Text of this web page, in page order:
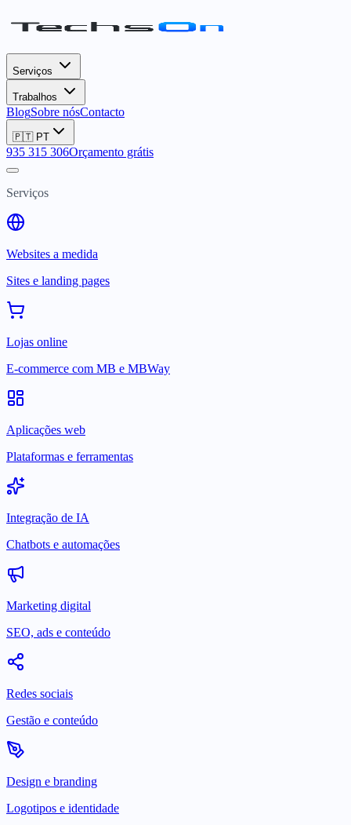
Serviços
Trabalhos
BlogSobre nósContacto
🇵🇹 PT
935 315 306Orçamento grátis
Serviços
Websites a medida
Sites e landing pages
Lojas online
E-commerce com MB e MBWay
Aplicações web
Plataformas e ferramentas
Integração de IA
Chatbots e automações
Marketing digital
SEO, ads e conteúdo
Redes sociais
Gestão e conteúdo
Design e branding
Logotipos e identidade